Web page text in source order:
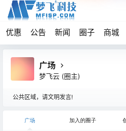
优惠 公告 新闻 圈子 商城
广场
梦飞云 (圈主)
公共区域，请文明发言!
广场 加入的圈子